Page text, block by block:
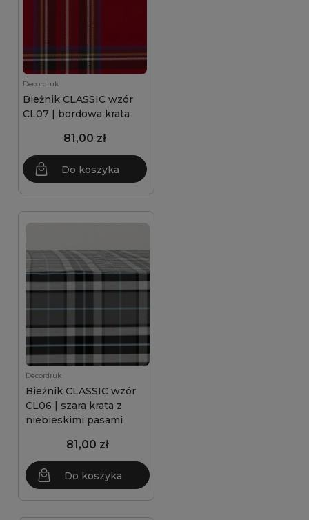
Decordruk
Bieżnik CLASSIC wzór
CL07 | bordowa krata
81,00 zł
Do koszyka
Decordruk
Bieżnik CLASSIC wzór
CL06 | szara krata z
niebieskimi pasami
81,00 zł
Do koszyka